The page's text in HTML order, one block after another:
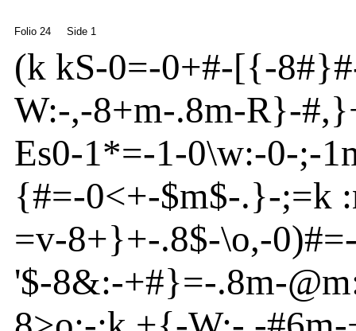
Folio 24 Side 1
(k kS-0=-0+#-[{-8#}#
W:-,-8+m-.8m-R}-#,}
Es0-1*=-1-0\w:-0-;-
{#=-0<+-$m$-.}-;=k
=v-8+}+-.8$-\o,-0)#=
'$-8&:-+#}=-.8m-@m